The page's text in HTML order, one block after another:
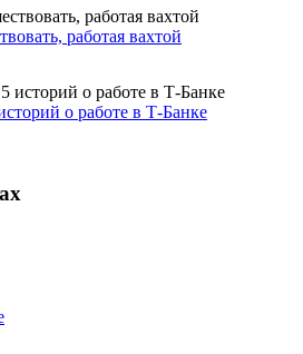
работая вахтой
о работе в Т-Банке